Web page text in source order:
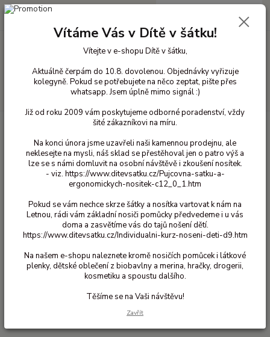
+420 603 818 836
0 Kč
Vlněné oblečení pro děti Rukavice vlna
Celavi prstové rukavice - Červené
3/6 let
Vítáme Vás v Dítě v šátku!
Vítejte v e-shopu Dítě v šátku,
Aktuálně čerpám do 10.8. dovolenou. Objednávky vyřizuje
kolegyně. Pokud se potřebujete na něco zeptat, pište přes
whatsapp. Jsem úplně mimo signál :)
Již od roku 2009 vám poskytujeme odborné poradenství, vždy
šité zákazníkovi na míru.
Na konci února jsme uzavřeli naši kamennou prodejnu, ale
neklesejte na mysli, náš sklad se přestěhoval jen o patro výš a
lze se s námi domluvit na osobní návštěvě i zkoušení nosítek.
- viz. https://www.ditevsatku.cz/Pujcovna-satku-a-
ergonomickych-nositek-c12_0_1.htm
Pokud se vám nechce skrze šátky a nosítka vartovat k nám na
Letnou, rádi vám základní nosiči pomůcky předvedeme i u vás
doma a zasvětíme vás do tajů nošení dětí.
https://www.ditevsatku.cz/Individualni-kurz-noseni-deti-d9.htm
Na našem e-shopu naleznete kromě nosičích pomůcek i látkové
plenky, dětské oblečení z biobavlny a merina, hračky, drogerii,
kosmetiku a spoustu dalšího.
Těšíme se na Vaši návštěvu!
Zavřít